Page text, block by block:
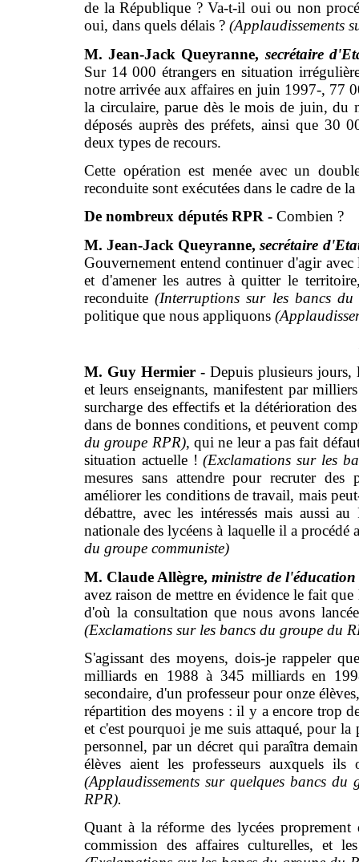
de la République ? Va-t-il oui ou non
oui, dans quels délais ? (Applaudissements
M. Jean-Jack Queyranne, secrétaire
Sur 14 000 étrangers en situation
notre arrivée aux affaires en juin 1997-, 77
la circulaire, parue dès le mois de juin, du
déposés auprès des préfets, ainsi que 30
deux types de recours.
Cette opération est menée avec un
reconduite sont exécutées dans le cadre de
De nombreux députés RPR - Combien ?
M. Jean-Jack Queyranne, secrétaire
Gouvernement entend continuer d'agir
et d'amener les autres à quitter le
reconduite(Interruptions sur les bancs
politique que nous appliquons
M. Guy Hermier - Depuis plusieurs jours,
et leurs enseignants, manifestent par
surcharge des effectifs et la détérioration
dans de bonnes conditions, et peuvent
du groupe RPR), qui ne leur a pas fait
situation actuelle !(Exclamations sur les
mesures sans attendre pour recruter des
améliorer les conditions de travail, mais
débattre, avec les intéressés mais aussi
nationale des lycéens à laquelle il a
du groupe communiste)
M. Claude Allègre,ministre de
avez raison de mettre en évidence le fait
d'où la consultation que nous avons
(Exclamations sur les bancs du groupe du
S'agissant des moyens, dois-je rappeler
milliards en 1988 à 345 milliards en
secondaire, d'un professeur pour onze
répartition des moyens : il y a encore trop de
et c'est pourquoi je me suis attaqué, pour
personnel, par un décret qui paraîtra
élèves aient les professeurs auxquels
(Applaudissements sur quelques bancs
RPR).
Quant à la réforme des lycées
commission des affaires culturelles, et